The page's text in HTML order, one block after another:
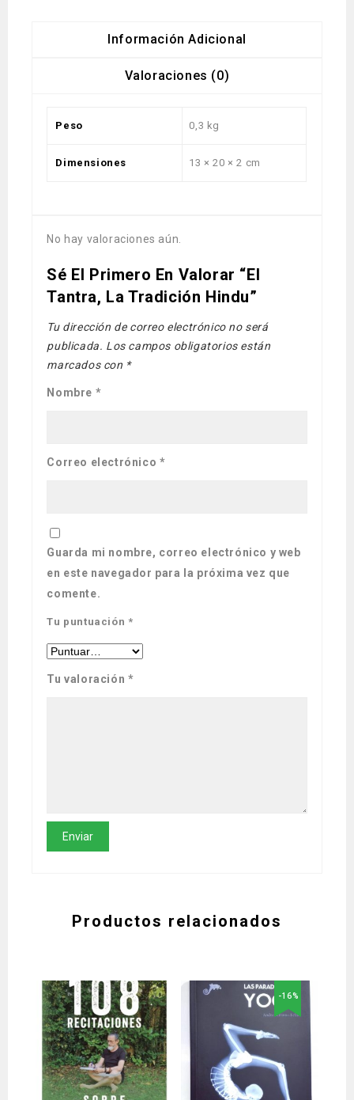
Información Adicional
Valoraciones (0)
Peso 0,3 kg
Dimensiones 13 × 20 × 2 cm
No hay valoraciones aún.
Sé El Primero En Valorar “El
Tantra, La Tradición Hindu”
Tu dirección de correo electrónico no será
publicada. Los campos obligatorios están
marcados con *
Nombre *
Correo electrónico *
Guarda mi nombre, correo electrónico y web
en este navegador para la próxima vez que
comente.
Tu puntuación *
Tu valoración *
Productos relacionados
-16%